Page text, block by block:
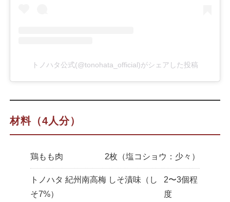
トノハタ公式(@tonohata_official)がシェアした投稿
材料（4人分）
鶏もも肉 2枚（塩コショウ：少々）
トノハタ 紀州南高梅 しそ漬味（し
そ7%）
2〜3個程
度